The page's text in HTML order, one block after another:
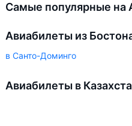
Самые популярные на
Авиабилеты из
в Санто-Доминго
Авиабилеты в